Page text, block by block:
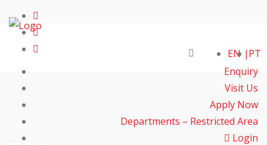
Enquiry
Visit Us
Apply Now
Departments – Restricted Area
Login
EN PT